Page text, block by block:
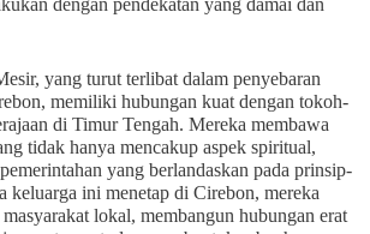
dengan pendekatan yang damai dan
yang turut terlibat dalam penyebaran
memiliki hubungan kuat dengan tokoh-
di Timur Tengah. Mereka membawa
tidak hanya mencakup aspek spiritual,
yang berlandaskan pada prinsip-
keluarga ini menetap di Cirebon, mereka
lokal, membangun hubungan erat